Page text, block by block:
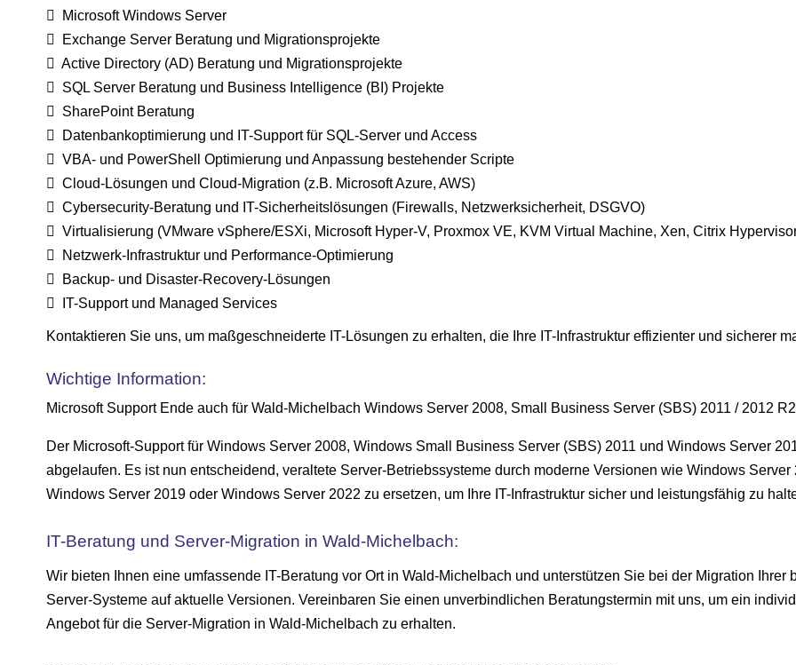
Microsoft Windows Server
Exchange Server Beratung und Migrationsprojekte
Active Directory (AD) Beratung und Migrationsprojekte
SQL Server Beratung und Business Intelligence (BI) Projekte
SharePoint Beratung
Datenbankoptimierung und IT-Support für SQL-Server und Access
VBA- und PowerShell Optimierung und Anpassung bestehender Scripte
Cloud-Lösungen und Cloud-Migration (z.B. Microsoft Azure, AWS)
Cybersecurity-Beratung und IT-Sicherheitslösungen (Firewalls, Netzwerksicherheit, DSGVO)
Virtualisierung (VMware vSphere/ESXi, Microsoft Hyper-V, Proxmox VE, KVM Virtual Machine, Xen, Citrix
Netzwerk-Infrastruktur und Performance-Optimierung
Backup- und Disaster-Recovery-Lösungen
IT-Support und Managed Services
Kontaktieren Sie uns, um maßgeschneiderte IT-Lösungen zu erhalten, die Ihre IT-Infrastruktur effizienter und sicherer
Wichtige Information:
Microsoft Support Ende auch für Wald-Michelbach Windows Server 2008, Small Business Server (SBS) 2011 / 2012 R2
Der Microsoft-Support für Windows Server 2008, Windows Small Business Server (SBS) 2011 und Windows Server
abgelaufen. Es ist nun entscheidend, veraltete Server-Betriebssysteme durch moderne Versionen wie Windows Server
Windows Server 2019 oder Windows Server 2022 zu ersetzen, um Ihre IT-Infrastruktur sicher und leistungsfähig zu
IT-Beratung und Server-Migration in Wald-Michelbach:
Wir bieten Ihnen eine umfassende IT-Beratung vor Ort in Wald-Michelbach und unterstützen Sie bei der Migration Ihrer
Server-Systeme auf aktuelle Versionen. Vereinbaren Sie einen unverbindlichen Beratungstermin mit uns, um ein
Angebot für die Server-Migration in Wald-Michelbach zu erhalten.